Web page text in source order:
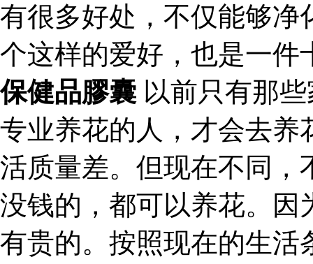
有很多好处，不仅能够净
个这样的爱好，也是一
保健品膠囊 以前只有那
专业养花的人，才会去养
活质量差。但现在不同，
没钱的，都可以养花。因
有贵的。按照现在的生活